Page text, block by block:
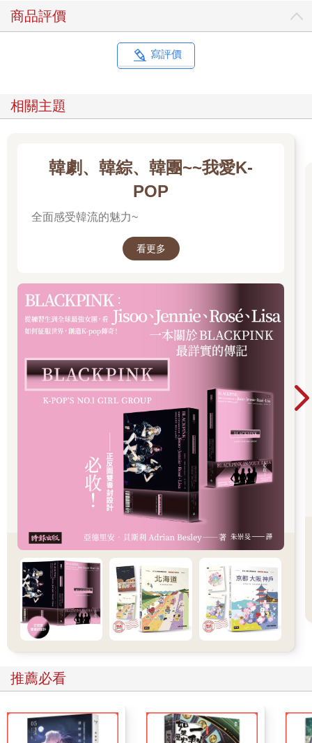
商品評價
寫評價
相關主題
韓劇、韓綜、韓團~~我愛K-
POP
全面感受韓流的魅力~
看更多
推薦必看